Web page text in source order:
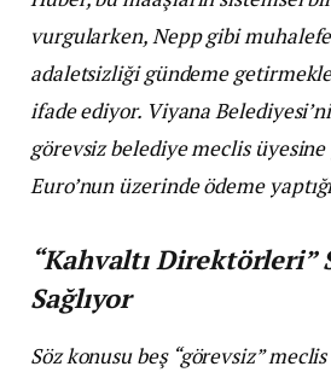
vurgularken, Nepp gibi
adaletsizliği gündeme
ifade ediyor. Viyana
görevsiz belediye meclis üyesine
Euro’nun üzerinde ödeme
“Kahvaltı Direktörleri”
Sağlıyor
Söz konusu beş “görevsiz”